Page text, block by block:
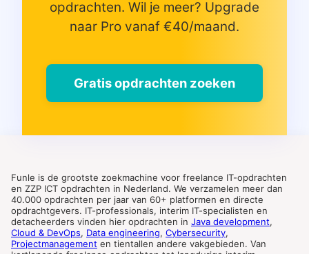
opdrachten. Wil je meer? Upgrade
naar Pro vanaf €40/maand.
Gratis opdrachten zoeken
Funle is de grootste zoekmachine voor freelance IT-opdrachten
en ZZP ICT opdrachten in Nederland. We verzamelen meer dan
40.000 opdrachten per jaar van 60+ platformen en directe
opdrachtgevers. IT-professionals, interim IT-specialisten en
detacheerders vinden hier opdrachten in Java development,
Cloud & DevOps, Data engineering, Cybersecurity,
Projectmanagement en tientallen andere vakgebieden. Van